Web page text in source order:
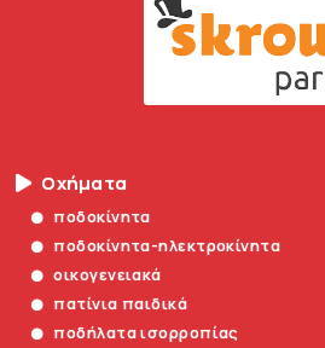
Οχήματα
ποδοκίνητα
ποδοκίνητα-ηλεκτροκίνητα
οικογενειακά
πατίνια παιδικά
ποδήλατα ισορροπίας